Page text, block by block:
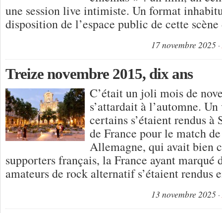
une session live intimiste. Un format
disposition de l’espace public de cette
17 novembre 2025
Treize novembre 2015, dix ans
C’était un joli mois de
s’attardait à l’automne.
certains s’étaient rendus à
de France pour le match
Allemagne, qui avait bien
supporters français, la France ayant marqué
amateurs de rock alternatif s’étaient
13 novembre 2025